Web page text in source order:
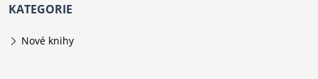
KATEGORIE
Nové knihy